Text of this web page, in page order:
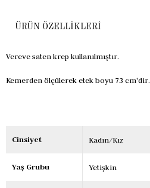
ÜRÜN ÖZELLIKLERI
Vereve saten krep kullanılmıştır.
Kemerden ölçülerek etek boyu 73 cm'dir.
Cinsiyet Kadın/Kız
Yaş Grubu Yetişkin